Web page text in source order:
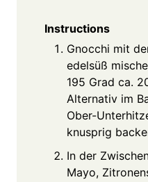
Instructions
Gnocchi mit
edelsüß
195 Grad ca.
Alternativ im
Ober-
knusprig
In der
Mayo,